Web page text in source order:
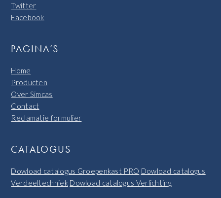
Twitter
Facebook
PAGINA’S
Home
Producten
Over Simcas
Contact
Reclamatie formulier
CATALOGUS
Dowload catalogus Groepenkast PRO Dowload catalogus
Verdeeltechniek Dowload catalogus Verlichting